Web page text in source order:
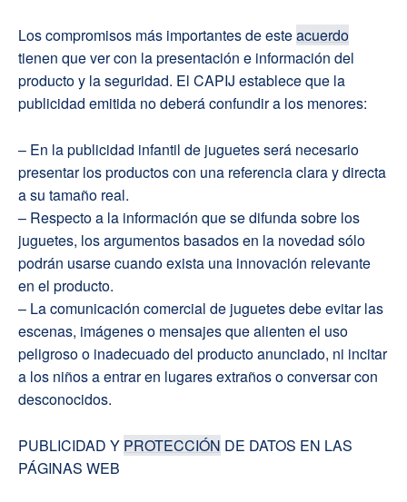
Los compromisos más importantes de esteacuerdo
tienen que ver con la presentación e información del
producto y la seguridad. El CAPIJ establece que la
publicidad emitida no deberá confundir a los menores:
– En la publicidad infantil de juguetes será necesario
presentar los productos con una referencia clara y directa
a su tamaño real.
– Respecto a la información que se difunda sobre los
juguetes, los argumentos basados en la novedad sólo
podrán usarse cuando exista una innovación relevante
en el producto.
– La comunicación comercial de juguetes debe evitar las
escenas, imágenes o mensajes que alienten el uso
peligroso o inadecuado del producto anunciado, ni incitar
a los niños a entrar en lugares extraños o conversar con
desconocidos.
PUBLICIDAD Y PROTECCIÓN DE DATOS EN LAS
PÁGINAS WEB